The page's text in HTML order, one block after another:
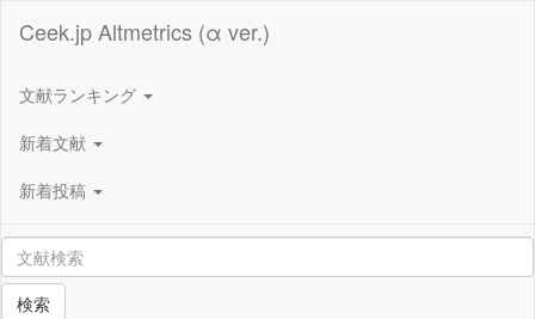
Ceek.jp Altmetrics (α ver.)
文献ランキング
新着文献
新着投稿
検索